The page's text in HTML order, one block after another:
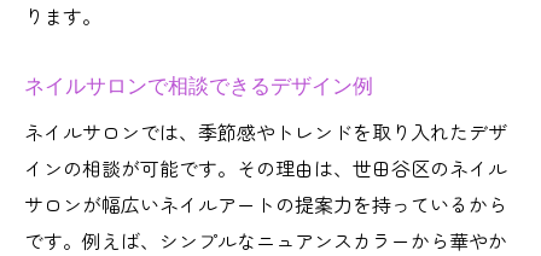
ります。
ネイルサロンで相談できるデザイン例
ネイルサロンでは、季節感やトレンドを取り入れたデザ
インの相談が可能です。その理由は、世田谷区のネイル
サロンが幅広いネイルアートの提案力を持っているから
です。例えば、シンプルなニュアンスカラーから華やか